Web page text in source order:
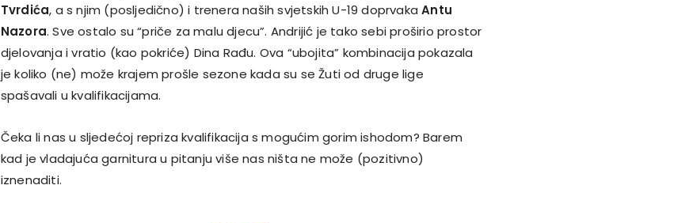
Tvrdića, a s njim (posljedično) i trenera naših svjetskih U-19 doprvakaAntu
Nazora. Sve ostalo su “priče za malu djecu”. Andrijić je tako sebi proširio prostor
djelovanja i vratio (kao pokriće) Dina Rađu. Ova “ubojita” kombinacija pokazala
je koliko (ne) može krajem prošle sezone kada su se Žuti od druge lige
spašavali u kvalifikacijama.
Čeka li nas u sljedećoj repriza kvalifikacija s mogućim gorim ishodom? Barem
kad je vladajuća garnitura u pitanju više nas ništa ne može (pozitivno)
iznenaditi.